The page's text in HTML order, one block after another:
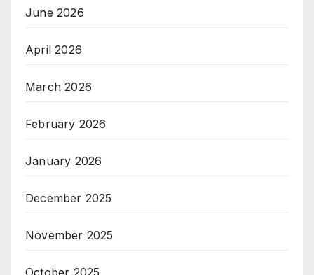
June 2026
April 2026
March 2026
February 2026
January 2026
December 2025
November 2025
October 2025